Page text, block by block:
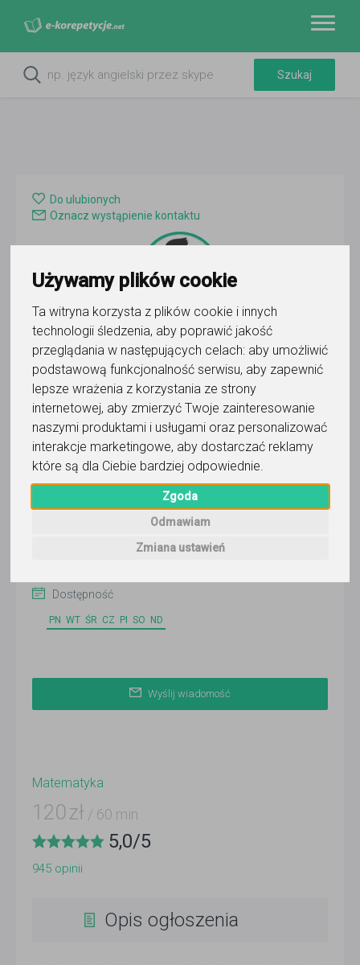
Używamy plików cookie
Ta witryna korzysta z plików cookie i innych
technologii śledzenia, aby poprawić jakość
przeglądania w następujących celach: aby umożliwić
podstawową funkcjonalność serwisu, aby zapewnić
lepsze wrażenia z korzystania ze strony
internetowej, aby zmierzyć Twoje zainteresowanie
naszymi produktami i usługami oraz personalizować
interakcje marketingowe, aby dostarczać reklamy
które są dla Ciebie bardziej odpowiednie.
Zgoda
Odmawiam
Zmiana ustawień
Do ulubionych
Oznacz wystąpienie kontaktu
KOREPETYCJE 24/7 PAULINA
WŁOSZEK
Wyślij wiadomość
Ostatnia aktywność:
23 dni temu
Pokaż
Online
Dostępność
PN WT ŚR CZ PI SO ND
Wyślij wiadomość
Matematyka
120 zł / 60 min
5,0/5
945 opinii
Opis ogłoszenia